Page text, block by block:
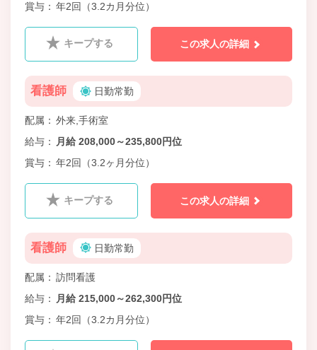
賞与
年2回（3.2カ月分位）
キープする この求人の詳細
看護師 日勤常勤
配属
外来,手術室
給与
月給 208,000～235,800円位
賞与
年2回（3.2ヶ月分位）
キープする この求人の詳細
看護師 日勤常勤
配属
訪問看護
給与
月給 215,000～262,300円位
賞与
年2回（3.2カ月分位）